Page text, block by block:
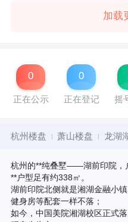
加载
0
正在公示
0
正在登记 摇
杭州楼盘 萧山楼盘 龙湖
杭州的**纯叠墅——湖前印院，
**户型足有约338㎡。
湖前印院北侧就是湘湖金融小
健身房等配套一样不落；
如今，中国美院湘湖校区正式